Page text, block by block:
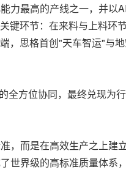
力最高的产线之一，并
键环节：在来料与上料环
，思格首创"天车智运"与
全方位协同，最终兑现
，而是在高效生产之上建
世界级的高标准质量体